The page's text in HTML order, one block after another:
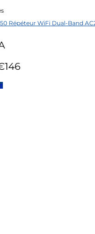
Répéteur WiFi Dual-Band